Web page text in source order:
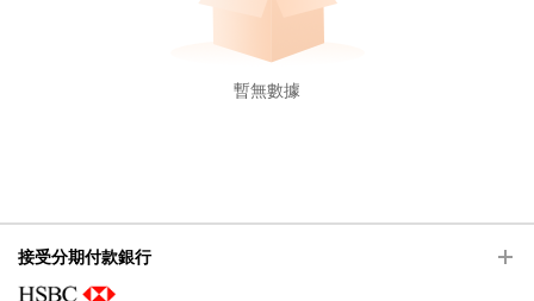
暫無數據
接受分期付款銀行